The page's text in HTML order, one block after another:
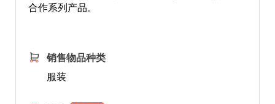
合作系列产品。
销售物品种类
服装